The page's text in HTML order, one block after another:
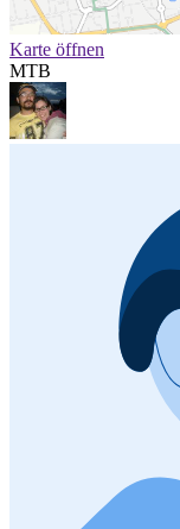
Karte öffnen
MTB